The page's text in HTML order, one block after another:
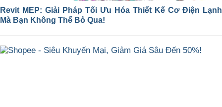
Revit MEP: Giải Pháp Tối Ưu Hóa Thiết Kế Cơ Điện Lạnh
Mà Bạn Không Thể Bỏ Qua!